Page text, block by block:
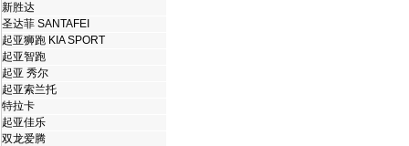
新胜达
圣达菲 SANTAFEI
起亚狮跑 KIA SPORT
起亚智跑
起亚 秀尔
起亚索兰托
特拉卡
起亚佳乐
双龙爱腾